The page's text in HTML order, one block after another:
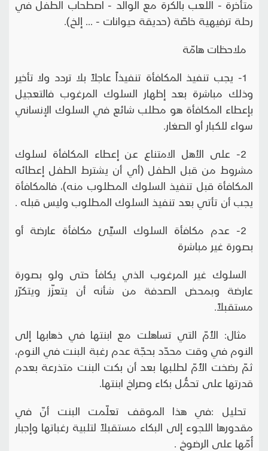
متأخرة - اللعب بالكرة مع الوالد - اصطحاب الطفل في
رحلة ترفيهية خاصّة (حديقة حيوانات - ... إلخ).
ملاحظات هامّة
1- يجب تنفيذ المكافأة تنفيذاً عاجلاً بلا تردد ولا تأخير
وذلك مباشرة بعد إظهار السلوك المرغوب فالتعجيل
بإعطاء المكافأة هو مطلب شائع في السلوك الإنساني
سواء للكبار أو الصغار.
2- على الأهل الامتناع عن إعطاء المكافأة لسلوك
مشروط من قبل الطفل (أي أن يشترط الطفل إعطائه
المكافأة قبل تنفيذ السلوك المطلوب منه)، فالمكافأة
يجب أن تأتي بعد تنفيذ السلوك المطلوب وليس قبله .
2- عدم مكافأة السلوك السيِّئ مكافأة عارضة أو
بصورة غير مباشرة
السلوك غير المرغوب الذي يكافأ حتى ولو بصورة
عارضة وبمحض الصدفة من شأنه أن يتعزّز ويتكرّر
مستقبلاً.
مثال: الأُمّ التي تساهلت مع ابنتها في ذهابها إلى
النوم في وقت محدّد بحجّة عدم رغبة البنت في النوم،
ثمّ رضخت الأُمّ لطلبها بعد أن بكت البنت متذرعة بعدم
قدرتها على تحمُّل بكاء وصراخ ابنتها.
تحليل :في هذا الموقف تعلّمت البنت أنّ في
مقدورها اللجوء إلى البكاء مستقبلاً لتلبية رغباتها وإجبار
أُمّها على الرضوخ .